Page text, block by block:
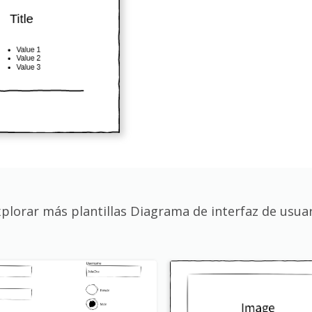
más plantillas Diagrama de interfaz de